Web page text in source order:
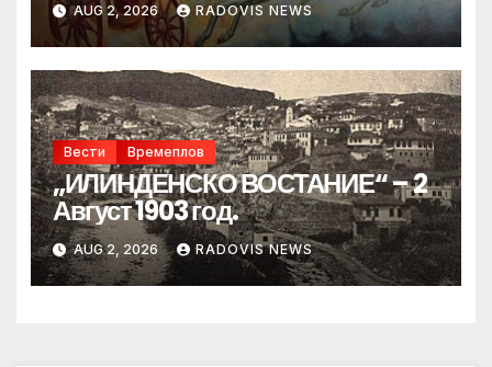
AUG 2, 2026 RADOVIS NEWS
Вести Времеплов
„ИЛИНДЕНСКО ВОСТАНИЕ“ – 2
Август 1903 год.
AUG 2, 2026 RADOVIS NEWS